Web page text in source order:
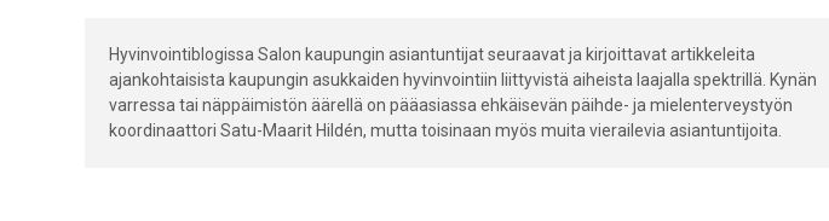
Hyvinvointiblogissa Salon kaupungin asiantuntijat seuraavat ja kirjoittavat artikkeleita
ajankohtaisista kaupungin asukkaiden hyvinvointiin liittyvistä aiheista laajalla spektrillä. Kynän
varressa tai näppäimistön äärellä on pääasiassa ehkäisevän päihde- ja mielenterveystyön
koordinaattori Satu-Maarit Hildén, mutta toisinaan myös muita vierailevia asiantuntijoita.